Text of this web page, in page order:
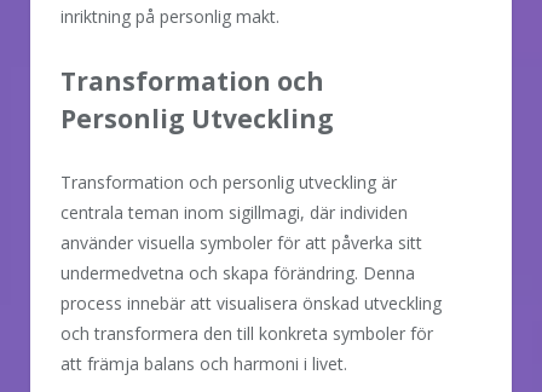
inriktning på personlig makt.
Transformation och
Personlig Utveckling
Transformation och personlig utveckling är
centrala teman inom sigillmagi, där individen
använder visuella symboler för att påverka sitt
undermedvetna och skapa förändring. Denna
process innebär att visualisera önskad utveckling
och transformera den till konkreta symboler för
att främja balans och harmoni i livet.